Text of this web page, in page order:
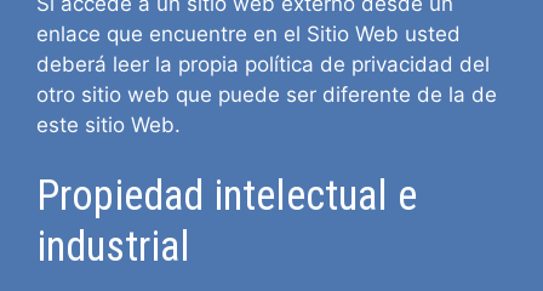
enlace que encuentre en el Sitio Web usted
deberá leer la propia política de privacidad del
otro sitio web que puede ser diferente de la de
este sitio Web.
Propiedad intelectual e
industrial